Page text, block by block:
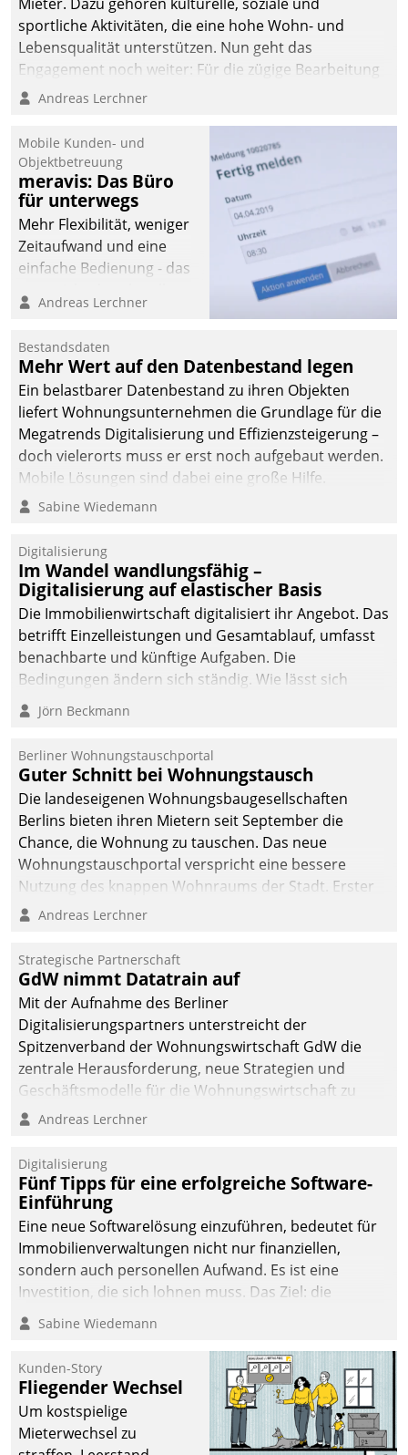
sportliche Aktivitäten, die eine hohe Wohn- und
Lebensqualität unterstützen. Nun geht das
Engagement noch weiter: Für die zügige Bearbeitung
von Beschwerden – oder Lob – richtet das
und Beschwerde-Management einen eigenen Kanal
ein.
Andreas Lerchner
Mobile Kunden- und
Objektbetreuung
meravis: Das Büro
für unterwegs
Mehr Flexibilität, weniger
Zeitaufwand und eine
einfache Bedienung - das
Cockpit für mobile
Datatrain. Die meravis
Wohnungsbau- und
Immobilien GmbH hat
sich dabei für den Betrieb
der Lösung über die SAP
Cloud Platform
entschieden - als erstes
Unternehmen am
Andreas Lerchner
Bestandsdaten
Mehr Wert auf den Datenbestand legen
Ein belastbarer Datenbestand zu ihren Objekten
liefert Wohnungsunternehmen die Grundlage für die
Megatrends Digitalisierung und Effizienzsteigerung –
doch vielerorts muss er erst noch aufgebaut werden.
Mobile Lösungen sind dabei eine große Hilfe.
Sabine Wiedemann
Digitalisierung
Im Wandel wandlungsfähig –
Digitalisierung auf elastischer Basis
Die Immobilienwirtschaft digitalisiert ihr Angebot. Das
betrifft Einzelleistungen und Gesamtablauf, umfasst
benachbarte und künftige Aufgaben. Die
Bedingungen ändern sich ständig. Wie lässt sich
technisch die Kontrolle wahren und zugleich Freiraum
fürs Wachsen öffnen?
Jörn Beckmann
Berliner Wohnungstauschportal
Guter Schnitt bei Wohnungstausch
Die landeseigenen Wohnungsbaugesellschaften
Berlins bieten ihren Mietern seit September die
Chance, die Wohnung zu tauschen. Das neue
Wohnungstauschportal verspricht eine bessere
Nutzung des knappen Wohnraums der Stadt. Erster
Anwendungsfall für Datatrains Lösung API-Hub mit
Unternehmen.
Andreas Lerchner
Strategische Partnerschaft
GdW nimmt Datatrain auf
Mit der Aufnahme des Berliner
Digitalisierungspartners unterstreicht der
Spitzenverband der Wohnungswirtschaft GdW die
zentrale Herausforderung, neue Strategien und
Geschäftsmodelle für die Wohnungswirtschaft zu
entwickeln.
Andreas Lerchner
Digitalisierung
Fünf Tipps für eine erfolgreiche Software-
Einführung
Eine neue Softwarelösung einzuführen, bedeutet für
Immobilienverwaltungen nicht nur finanziellen,
sondern auch personellen Aufwand. Es ist eine
Investition, die sich lohnen muss. Das Ziel: die
nachhaltige Optimierung der Geschäftsabläufe. Damit
dieses Ziel erreicht wird, sollten einige Grundregeln
Sabine Wiedemann
Kunden-Story
Fliegender Wechsel
Um kostspielige
Mieterwechsel zu